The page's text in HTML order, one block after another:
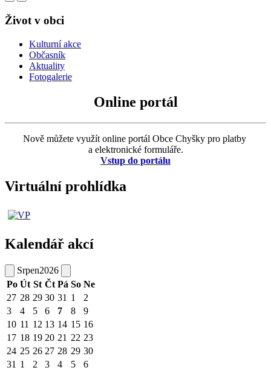
Život v obci
Kulturní akce
Občasník
Aktuality
Fotogalerie
Online portál
Nově můžete využít online portál Obce Chyšky pro platby
a elektronické formuláře.
Vstup do portálu
Virtuální prohlídka
Kalendář akcí
Srpen2026
Po Út St Čt Pá So Ne
27 28 29 30 31 1
2
3
4 5 6 7 8
9
10 11 12 13 14 15 16
17 18 19 20 21 22 23
24 25 26 27 28 29 30
31 1 2 3 4 5 6